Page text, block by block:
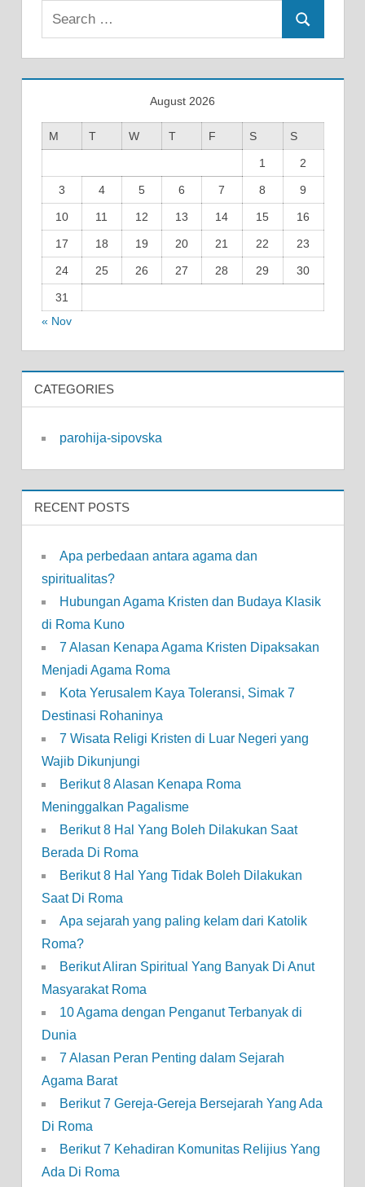
Search
August 2026
M T W T F S S
1 2
3 4 5 6 7 8 9
10 11 12 13 14 15 16
17 18 19 20 21 22 23
24 25 26 27 28 29 30
31
« Nov
CATEGORIES
parohija-sipovska
RECENT POSTS
Apa perbedaan antara agama dan
spiritualitas?
Hubungan Agama Kristen dan Budaya Klasik
di Roma Kuno
7 Alasan Kenapa Agama Kristen Dipaksakan
Menjadi Agama Roma
Kota Yerusalem Kaya Toleransi, Simak 7
Destinasi Rohaninya
7 Wisata Religi Kristen di Luar Negeri yang
Wajib Dikunjungi
Berikut 8 Alasan Kenapa Roma
Meninggalkan Pagalisme
Berikut 8 Hal Yang Boleh Dilakukan Saat
Berada Di Roma
Berikut 8 Hal Yang Tidak Boleh Dilakukan
Saat Di Roma
Apa sejarah yang paling kelam dari Katolik
Roma?
Berikut Aliran Spiritual Yang Banyak Di Anut
Masyarakat Roma
10 Agama dengan Penganut Terbanyak di
Dunia
7 Alasan Peran Penting dalam Sejarah
Agama Barat
Berikut 7 Gereja-Gereja Bersejarah Yang Ada
Di Roma
Berikut 7 Kehadiran Komunitas Relijius Yang
Ada Di Roma